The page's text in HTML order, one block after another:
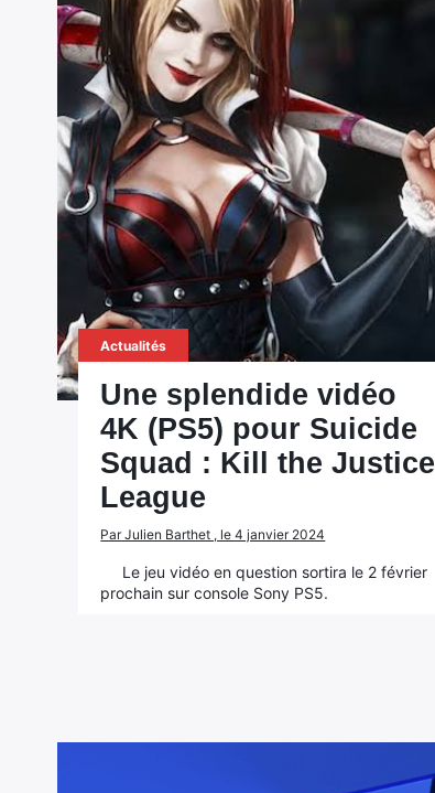
Actualités
Une splendide vidéo
4K (PS5) pour Suicide
Squad : Kill the Justice
League
Par Julien Barthet , le 4 janvier 2024
Le jeu vidéo en question sortira le 2 février
prochain sur console Sony PS5.